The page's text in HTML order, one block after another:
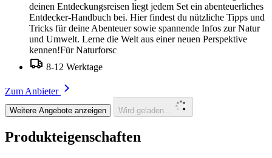
deinen Entdeckungsreisen liegt jedem Set ein abenteuerliches
Entdecker-Handbuch bei. Hier findest du nützliche Tipps und
Tricks für deine Abenteuer sowie spannende Infos zur Natur
und Umwelt. Lerne die Welt aus einer neuen Perspektive
kennen!Für Naturforsc
8-12 Werktage
Zum Anbieter
Weitere Angebote anzeigen Wird geladen...
Produkteigenschaften